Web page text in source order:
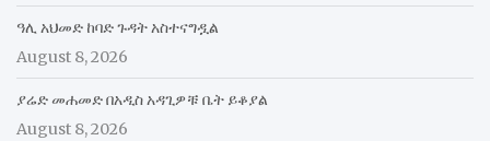
ዓሊ አህመድ ከባድ ጉዳት አስተናግዷል
August 8, 2026
ያሬድ መሐመድ በአዲስ አዳጊዎቹ ቤት ይቆያል
August 8, 2026